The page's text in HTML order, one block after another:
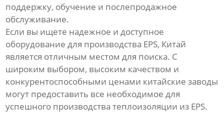
пластиковых плит
Линия по производству
пустотелых сотовых плит
Оборудование для
производства сварочного
прутка из ПНД
Видео
поддержку, обучение и послепродажное
обслуживание.
Если вы ищете надежное и доступное
оборудование для производства EPS, Китай
является отличным местом для поиска. С
широким выбором, высоким качеством и
конкурентоспособными ценами китайские заводы
могут предоставить все необходимое для
успешного производства теплоизоляции из EPS.